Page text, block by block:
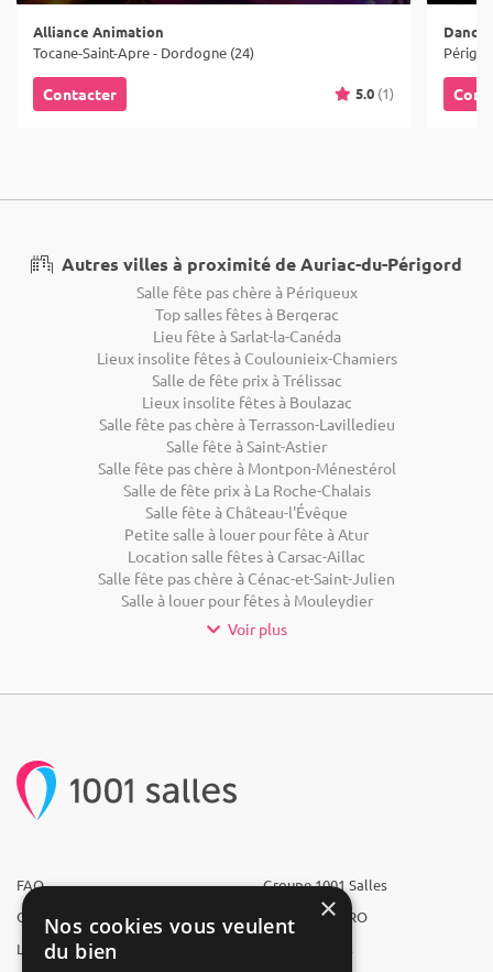
Alliance Animation
Tocane-Saint-Apre - Dordogne (24)
Contacter 5.0 (1)
Dance
Autres villes à proximité de Auriac-du-Périgord
Salle fête pas chère à Périgueux
Top salles fêtes à Bergerac
Lieu fête à Sarlat-la-Canéda
Lieux insolite fêtes à Coulounieix-Chamiers
Salle de fête prix à Trélissac
Lieux insolite fêtes à Boulazac
Salle fête pas chère à Terrasson-Lavilledieu
Salle fête à Saint-Astier
Salle fête pas chère à Montpon-Ménestérol
Salle de fête prix à La Roche-Chalais
Salle fête à Château-l'Évêque
Petite salle à louer pour fête à Atur
Location salle fêtes à Carsac-Aillac
Salle fête pas chère à Cénac-et-Saint-Julien
Salle à louer pour fêtes à Mouleydier
Voir plus
FAQ
Qui sommes-nous ?
L'équipe
Groupe 1001 Salles
1001 Salles PRO
1001 Traiteurs
×
Nos cookies vous veulent
du bien